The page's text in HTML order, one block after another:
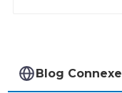
Blog Connexe